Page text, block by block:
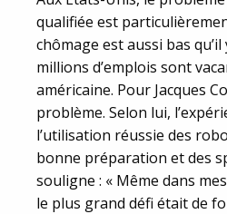
qualifiée est
chômage est aussi bas qu’il
millions d’emplois sont
américaine. Pour Jacques
problème. Selon lui,
l’utilisation réussie des
bonne préparation et des
souligne : « Même dans
le plus grand défi était de